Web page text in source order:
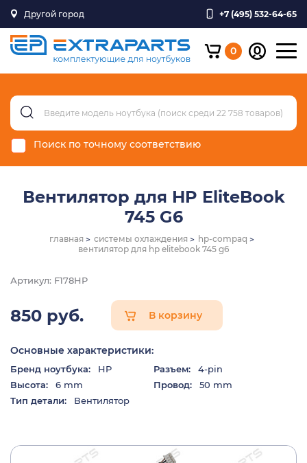
Другой город +7 (495) 532-64-65
0
Поиск по точному соответствию
Вентилятор для HP EliteBook
745 G6
главная системы охлаждения
hp-compaq
вентилятор для hp elitebook 745 g6
Артикул: F178HP
850 руб. В корзину
Основные характеристики:
Бренд ноутбука: HP Разъем:
4-pin
Высота:
6 mm Провод:
50 mm
Тип детали:
Вентилятор